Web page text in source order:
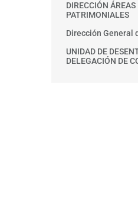
DIRECCIÓN
PATRIMONIALES
Dirección General
UNIDAD DE
DELEGACIÓN DE